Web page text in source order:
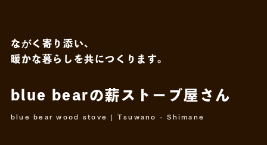
ながく寄り添い、
暖かな暮らしを共につくります。
blue bearの薪ストーブ屋さん
blue bear wood stove | Tsuwano - Shimane